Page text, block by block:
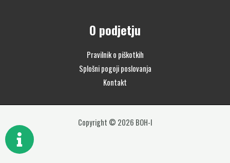
O podjetju
Pravilnik o piškotkih
Splošni pogoji poslovanja
Kontakt
Copyright © 2026 BOH-I